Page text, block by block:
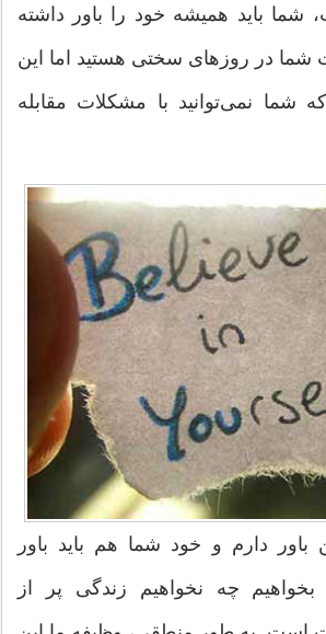
باید همیشه خود را باور داشته
در روزهای سختی هستید اما این
شما نمی‌توانید با مشکلات مقابله
باور دارم و خود شما هم باید باور
چه نخواهیم زندگی پر از